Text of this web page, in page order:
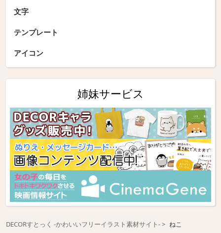
文字
テンプレート
アイコン
姉妹サービス
DECORすとっく -かわいいフリーイラスト素材サイト- ねこ